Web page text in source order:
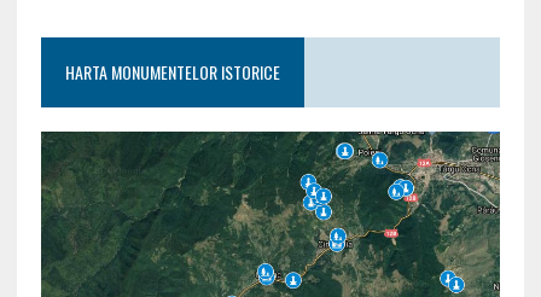
HARTA MONUMENTELOR ISTORICE